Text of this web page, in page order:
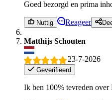
Goed bezorgd en prima
Nuttig Reageer
Matthijs Schouten
23-7-2026
Geverifieerd
Ik ben 100% tevreden over